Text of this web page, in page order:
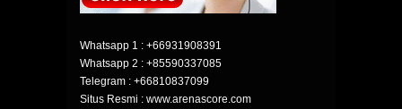
Whatsapp 1 : +66931908391
Whatsapp 2 : +85590337085
Telegram : +66810837099
Situs Resmi : www.arenascore.com